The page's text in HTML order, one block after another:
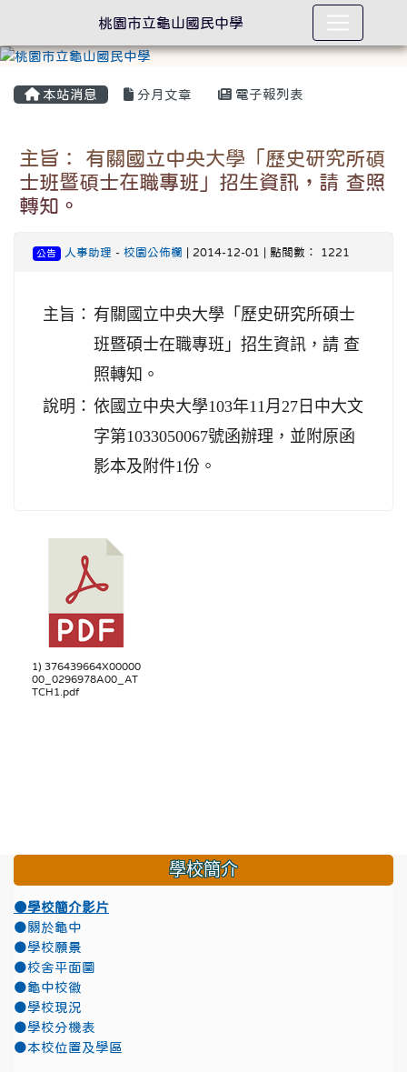
本站消息 分月文章 電子報列表
主旨： 有關國立中央大學「歷史研究所碩
士班暨碩士在職專班」招生資訊，請 查照
轉知。
公告 人事助理 - 校園公佈欄 | 2014-12-01 | 點閱數： 1221
主旨： 有關國立中央大學「歷史研究所碩士
班暨碩士在職專班」招生資訊，請 查
照轉知。
說明： 依國立中央大學103年11月27日中大文
字第1033050067號函辦理，並附原函
影本及附件1份。
1) 376439664X00000
00_0296978A00_AT
TCH1.pdf
學校簡介
●學校簡介影片
●關於龜中
●學校願景
●校舍平面圖
●龜中校徽
●學校現況
●學校分機表
●本校位置及學區
桃園市立龜山國民中學